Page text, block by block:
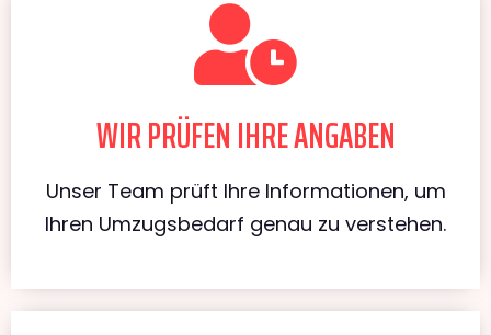
WIR PRÜFEN IHRE ANGABEN
Unser Team prüft Ihre Informationen, um
Ihren Umzugsbedarf genau zu verstehen.